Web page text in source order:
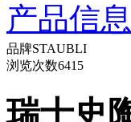
产品信息
品牌STAUBLI
浏览次数6415
瑞士史